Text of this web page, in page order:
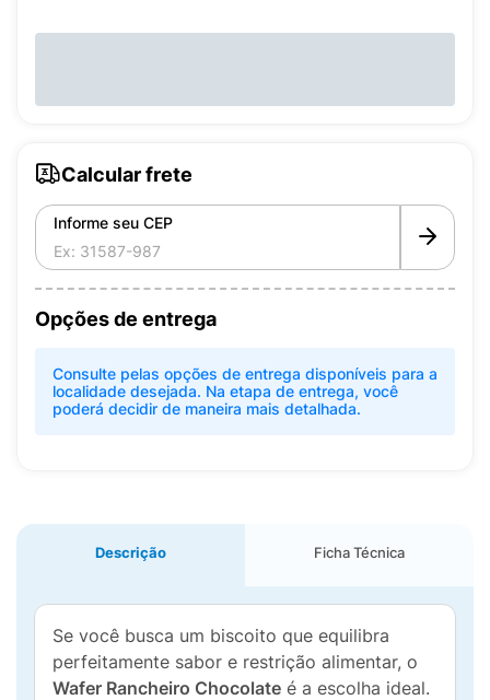
Calcular frete
Informe seu CEP
Opções de entrega
Consulte pelas opções de entrega disponíveis para a
localidade desejada. Na etapa de entrega, você
poderá decidir de maneira mais detalhada.
Descrição Ficha Técnica
Se você busca um biscoito que equilibra
perfeitamente sabor e restrição alimentar, o
Wafer Rancheiro Chocolate é a escolha ideal.